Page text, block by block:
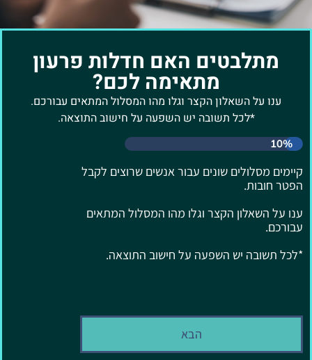
מתלבטים האם חדלות פרעון
מתאימה לכם?
ענו על השאלון הקצר וגלו מהו המסלול המתאים עבורכם.
*לכל תשובה יש השפעה על חישוב התוצאה.
10%
קיימים מסלולים שונים עבור אנשים שרוצים לקבל
הפטר חובות.
ענו על השאלון הקצר וגלו מהו המסלול המתאים
עבורכם.
*לכל תשובה יש השפעה על חישוב התוצאה.
הבא